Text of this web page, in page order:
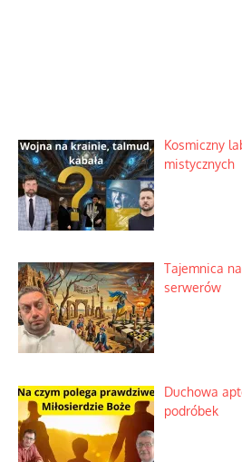
Kosmiczny
mistycznych
Tajemnica
serwerów
Duchowa
podróbek